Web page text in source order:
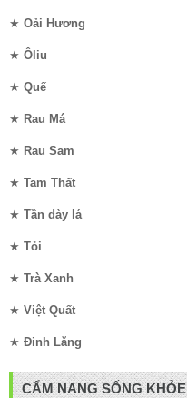
★ Oải Hương
★ Ôliu
★ Quế
★ Rau Má
★ Rau Sam
★ Tam Thất
★ Tần dày lá
★ Tỏi
★ Trà Xanh
★ Việt Quất
★ Đinh Lăng
CẨM NANG SỐNG KHỎE